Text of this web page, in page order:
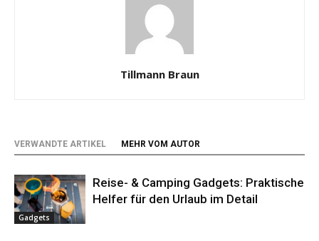
Tillmann Braun
VERWANDTE ARTIKEL MEHR VOM AUTOR
Gadgets
Reise- & Camping Gadgets: Praktische
Helfer für den Urlaub im Detail